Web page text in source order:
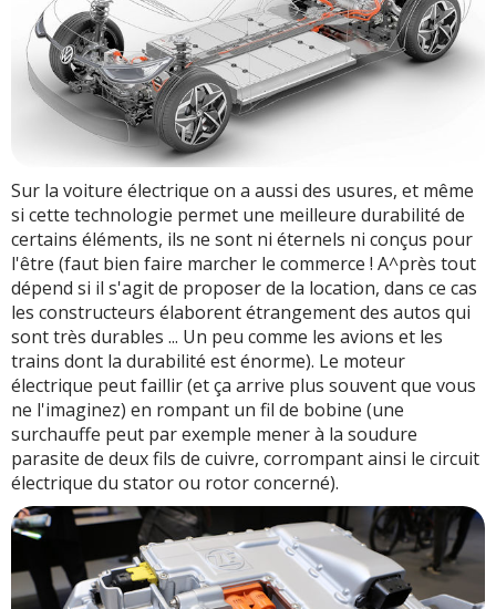
Sur la voiture électrique on a aussi des usures, et même
si cette technologie permet une meilleure durabilité de
certains éléments, ils ne sont ni éternels ni conçus pour
l'être (faut bien faire marcher le commerce ! A^près tout
dépend si il s'agit de proposer de la location, dans ce cas
les constructeurs élaborent étrangement des autos qui
sont très durables ... Un peu comme les avions et les
trains dont la durabilité est énorme). Le moteur
électrique peut faillir (et ça arrive plus souvent que vous
ne l'imaginez) en rompant un fil de bobine (une
surchauffe peut par exemple mener à la soudure
parasite de deux fils de cuivre, corrompant ainsi le circuit
électrique du stator ou rotor concerné).